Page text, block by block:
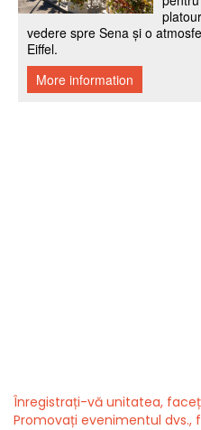
Înregistrați-vă unitatea,
Promovați evenimentul dvs.,